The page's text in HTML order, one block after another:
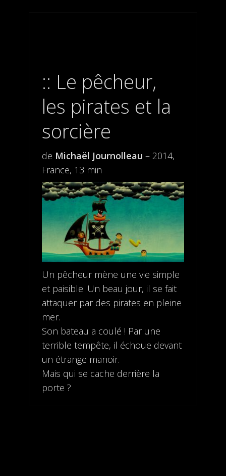
Le pêcheur,
les pirates et la
sorcière
de Michaël Journolleau – 2014,
France, 13 min
Un pêcheur mène une vie simple
et paisible. Un beau jour, il se fait
attaquer par des pirates en pleine
mer.
Son bateau a coulé ! Par une
terrible tempête, il échoue devant
un étrange manoir.
Mais qui se cache derrière la
porte ?